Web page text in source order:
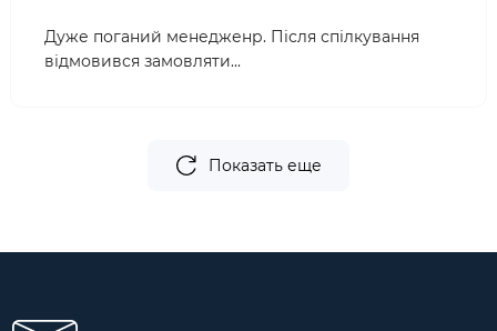
Дуже поганий менедженр. Після спілкування
відмовився замовляти...
Показать еще